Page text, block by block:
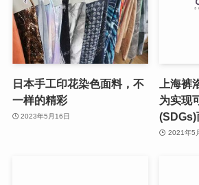
日本手工印花染色面料，不
一样的精彩
2023年5月16日
上海
为实现
(SDGs)
2021年5